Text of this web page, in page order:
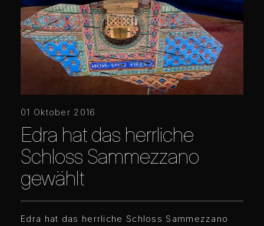
01 Oktober 2016
Edra hat das herrliche
Schloss Sammezzano
gewählt
Edra hat das herrliche Schloss Sammezzano